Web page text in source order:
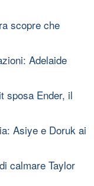
scopre che
Adelaide
sposa Ender, il
Asiye e Doruk ai
calmare Taylor